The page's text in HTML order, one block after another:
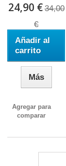
24,90 € 34,00
€
Añadir al
carrito
Más
Agregar para
comparar